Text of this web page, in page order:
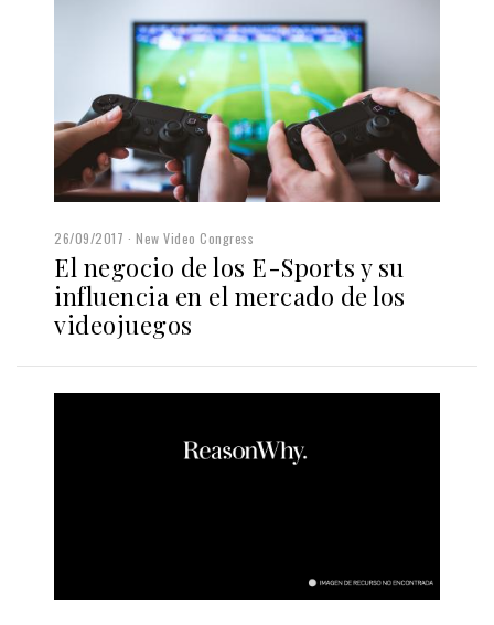
26/09/2017 New Video Congress
El negocio de los E-Sports y su
influencia en el mercado de los
videojuegos